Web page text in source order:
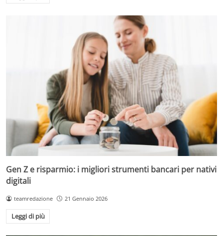
Gen Z e risparmio: i migliori strumenti bancari per nativi
digitali
teamredazione 21 Gennaio 2026
Leggi di più